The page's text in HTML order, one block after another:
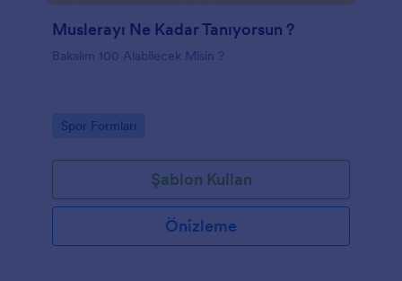
Muslerayı Ne Kadar Tanıyorsun ?
Bakalım 100 Alabilecek Misin ?
Go to Category:
Spor Formları
Şablon Kullan
Önizleme